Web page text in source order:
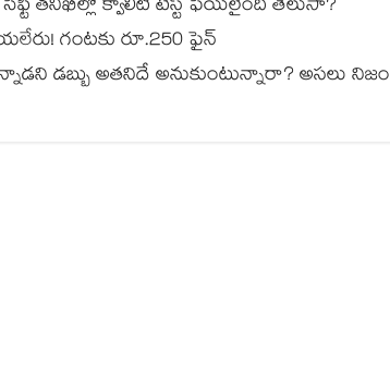
తనిఖీల్లో క్వాలిటీ టెస్ట్ ఫెయిలైంది తెలుసా?
గంటకు రూ.250 ఫైన్
డబ్బు అతనిదే అనుకుంటున్నారా? అసలు నిజం